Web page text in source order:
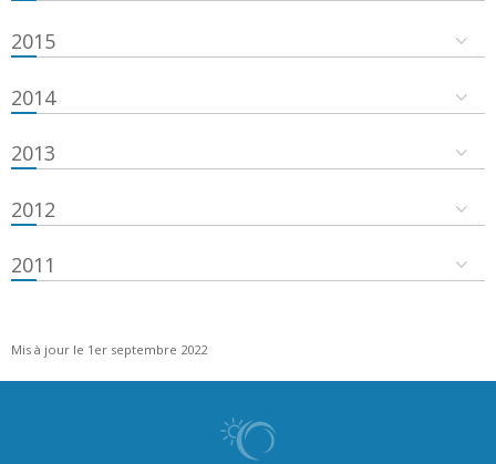
2015
2014
2013
2012
2011
Mis à jour le 1er septembre 2022